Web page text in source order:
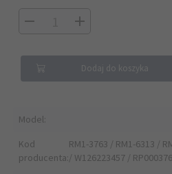
Model:
Kod
producenta:
RM1-3763 / RM1-6313 /
/ W126223457 /
Dodaj do koszyka